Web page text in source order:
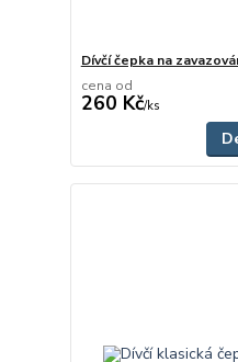
Dívčí čepka na
cena od
260 Kč/ks